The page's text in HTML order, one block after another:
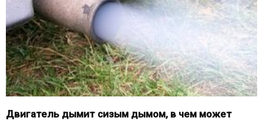
Двигатель дымит сизым дымом, в чем может